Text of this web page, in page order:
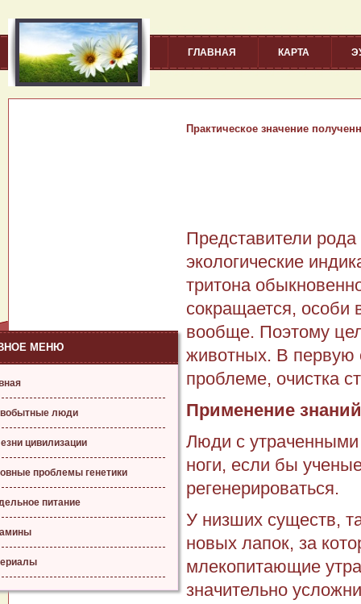
ГЛАВНАЯ КАРТА
МЕНЮ
люди
цивилизации
проблемы генетики
питание
Практическое значение
Представители
экологические
тритона
сокращается, особи
вообще. Поэтому
животных. В первую
проблеме, очистка
Применение
Люди с утраченными
ноги, если бы
регенерироваться.
У низших существ,
новых лапок, за
млекопитающие
значительно